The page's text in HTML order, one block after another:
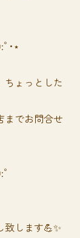
･⋆
ちょっとした
までお問合せ
します💪✨